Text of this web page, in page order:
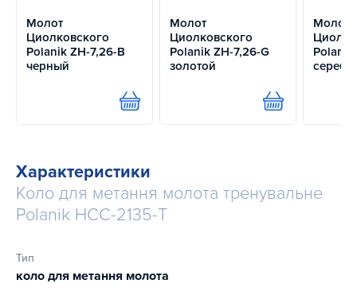
Молот
Циолковского
Polanik ZH-7,26-B
черный
Купити
Молот
Циолковского
Polanik ZH-7,26-G
золотой
Купити
Молот
Polanik
Характеристики
Коло для метання молота тренувальне
Polanik HCC-2135-T
Тип
коло для метання молота